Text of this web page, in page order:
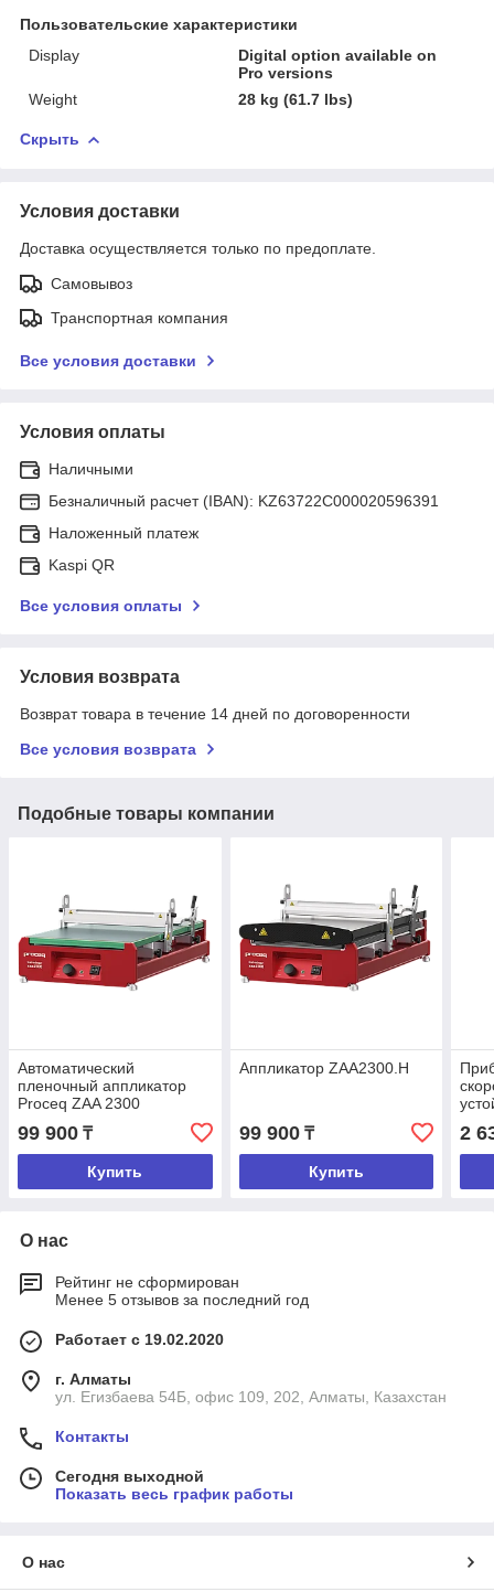
Пользовательские характеристики
Display
Digital option available on
Pro versions
Weight
28 kg (61.7 lbs)
Скрыть
Условия доставки
Доставка осуществляется только по предоплате.
Самовывоз
Транспортная компания
Все условия доставки
Условия оплаты
Наличными
Безналичный расчет (IBAN): KZ63722C000020596391
Наложенный платеж
Kaspi QR
Все условия оплаты
Условия возврата
Возврат товара в течение 14 дней по договоренности
Все условия возврата
Подобные товары компании
Автоматический
пленочный аппликатор
Proceq ZAA 2300
99 900 ₸
Купить
Аппликатор ZAA2300.H
99 900₸
Купить
2
О нас
Рейтинг не сформирован
Менее 5 отзывов за последний год
Работает с 19.02.2020
г. Алматы
ул. Егизбаева 54Б, офис 109, 202, Алматы, Казахстан
Контакты
Сегодня выходной
Показать весь график работы
О нас